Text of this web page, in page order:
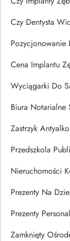
Czy Dentysta
Pozycjonowanie
Cena Implantu
Wyciągarki Do
Biura Notarialne
Zastrzyk
Przedszkola
Nieruchomości
Prezenty Na
Prezenty
Zamknięty